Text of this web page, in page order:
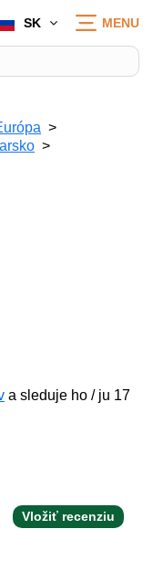
SK MENU
a sleduje ho / ju 17
Vložiť recenziu